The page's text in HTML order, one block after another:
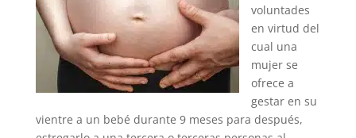
voluntades
en virtud del
cual una
mujer se
ofrece a
gestar en su
vientre a un bebé durante 9 meses para después,